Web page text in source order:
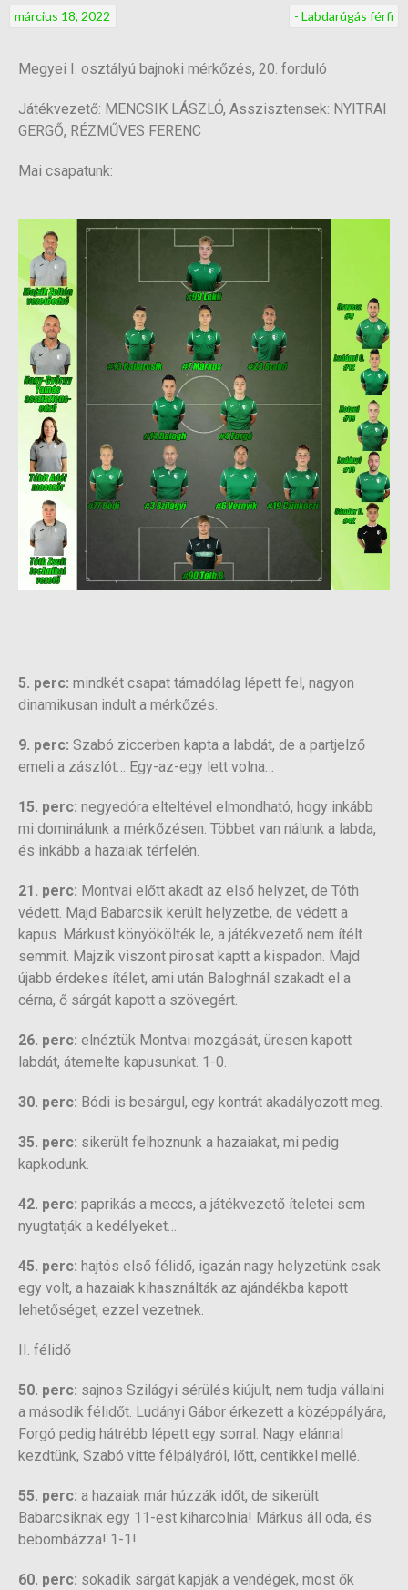
- Labdarúgás férfi
március 18, 2022
Megyei I. osztályú bajnoki mérkőzés, 20. forduló
Játékvezető: MENCSIK LÁSZLÓ, Asszisztensek: NYITRAI
GERGŐ, RÉZMŰVES FERENC
Mai csapatunk:
5. perc: mindkét csapat támadólag lépett fel, nagyon
dinamikusan indult a mérkőzés.
9. perc: Szabó ziccerben kapta a labdát, de a partjelző
emeli a zászlót… Egy-az-egy lett volna…
15. perc: negyedóra elteltével elmondható, hogy inkább
mi dominálunk a mérkőzésen. Többet van nálunk a labda,
és inkább a hazaiak térfelén.
21. perc: Montvai előtt akadt az első helyzet, de Tóth
védett. Majd Babarcsik került helyzetbe, de védett a
kapus. Márkust könyökölték le, a játékvezető nem ítélt
semmit. Majzik viszont pirosat kaptt a kispadon. Majd
újabb érdekes ítélet, ami után Baloghnál szakadt el a
cérna, ő sárgát kapott a szövegért.
26. perc: elnéztük Montvai mozgását, üresen kapott
labdát, átemelte kapusunkat. 1-0.
30. perc: Bódi is besárgul, egy kontrát akadályozott meg.
35. perc: sikerült felhoznunk a hazaiakat, mi pedig
kapkodunk.
42. perc: paprikás a meccs, a játékvezető íteletei sem
nyugtatják a kedélyeket…
45. perc: hajtós első félidő, igazán nagy helyzetünk csak
egy volt, a hazaiak kihasználták az ajándékba kapott
lehetőséget, ezzel vezetnek.
II. félidő
50. perc: sajnos Szilágyi sérülés kiújult, nem tudja vállalni
a második félidőt. Ludányi Gábor érkezett a középpályára,
Forgó pedig hátrébb lépett egy sorral. Nagy elánnal
kezdtünk, Szabó vitte félpályáról, lőtt, centikkel mellé.
55. perc: a hazaiak már húzzák időt, de sikerült
Babarcsiknak egy 11-est kiharcolnia! Márkus áll oda, és
bebombázza! 1-1!
60. perc: sokadik sárgát kapják a vendégek, most ők